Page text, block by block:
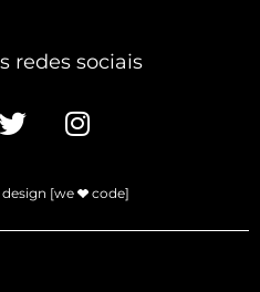
redes sociais​
[we code]